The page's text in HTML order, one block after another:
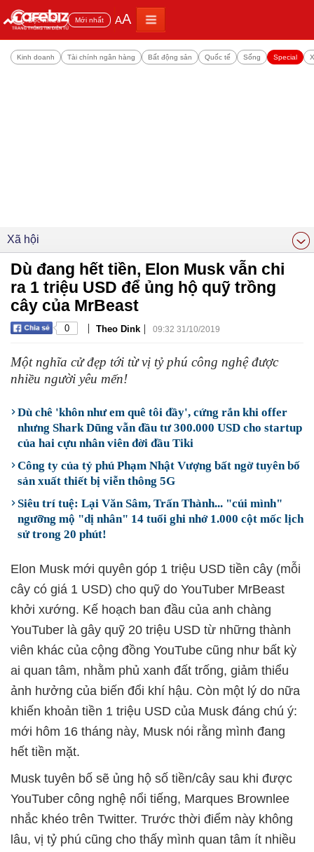
Đọc nhiều Mới nhất AA
Kinh doanh Tài chính ngân hàng Bất động sản Quốc tế Sống Special
Xã hội
Dù đang hết tiền, Elon Musk vẫn chi
ra 1 triệu USD để ủng hộ quỹ trồng
cây của MrBeast
0 | Theo Dink | 09:32 31/10/2019
Một nghĩa cử đẹp tới từ vị tỷ phú công nghệ được
nhiều người yêu mến!
Dù chê 'khôn như em quê tôi đầy', cứng rắn khi offer
nhưng Shark Dũng vẫn đầu tư 300.000 USD cho startup
của hai cựu nhân viên đời đầu Tiki
Công ty của tỷ phú Phạm Nhật Vượng bất ngờ tuyên bố
sản xuất thiết bị viễn thông 5G
Siêu trí tuệ: Lại Văn Sâm, Trấn Thành... "cúi mình"
ngưỡng mộ "dị nhân" 14 tuổi ghi nhớ 1.000 cột mốc lịch
sử trong 20 phút!
Elon Musk mới quyên góp 1 triệu USD tiền cây (mỗi
cây có giá 1 USD) cho quỹ do YouTuber MrBeast
khởi xướng. Kế hoạch ban đầu của anh chàng
YouTuber là gây quỹ 20 triệu USD từ những thành
viên khác của cộng đồng YouTube cũng như bất kỳ
ai quan tâm, nhằm phủ xanh đất trống, giảm thiểu
ảnh hưởng của biến đổi khí hậu. Còn một lý do nữa
khiến khoản tiền 1 triệu USD của Musk đáng chú ý:
mới hôm 16 tháng này, Musk nói rằng mình đang
hết tiền mặt.
Musk tuyên bố sẽ ủng hộ số tiền/cây sau khi được
YouTuber công nghệ nổi tiếng, Marques Brownlee
nhắc khéo trên Twitter. Trước thời điểm này không
lâu, vị tỷ phú cũng cho thấy mình quan tâm ít nhiều